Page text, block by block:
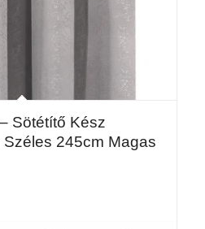
Sötétítő Kész
245cm Magas